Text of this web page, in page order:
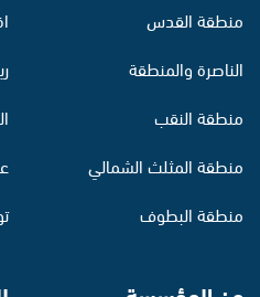
منطقة القدس
الناصرة والمنطقة
منطقة النقب
منطقة المثلث الشمالي
منطقة البطوف